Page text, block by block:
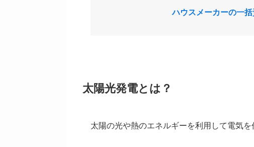
ハウスメーカーの一
太陽光発電とは？
太陽の光や熱のエネルギーを利用して電気を